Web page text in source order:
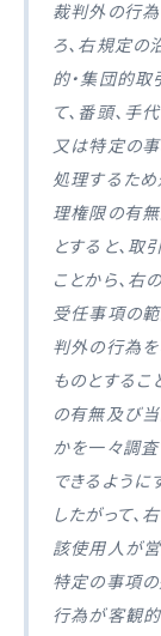
裁判外の行
ろ、右規定の
的・集団的
て、番頭、
又は特定の事
処理するた
理権限の有
とすると、
ことから、右
受任事項の
判外の行為
ものとするこ
の有無及び
かを一々調査
できるように
したがって、
該使用人が
特定の事項
行為が客観